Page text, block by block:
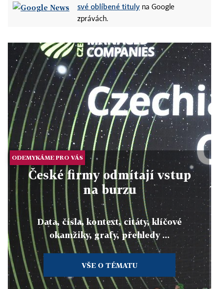
své oblíbené tituly na Google
zprávách.
ODEMYKÁME PRO VÁS
České firmy odmítají vstup
na burzu
Data, čísla, kontext, citáty, klíčové
okamžiky, grafy, přehledy ...
VŠE O TÉMATU